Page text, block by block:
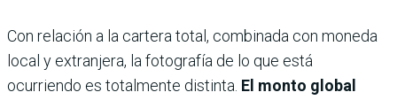
Con relación a la cartera total, combinada con moneda
local y extranjera, la fotografía de lo que está
ocurriendo es totalmente distinta. El monto global